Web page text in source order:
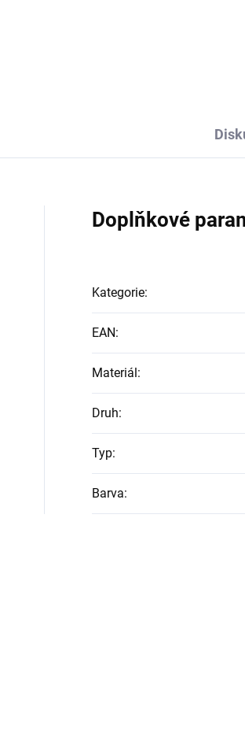
Doplňkové
Kategorie:
EAN:
Materiál:
Druh:
Typ:
Barva: